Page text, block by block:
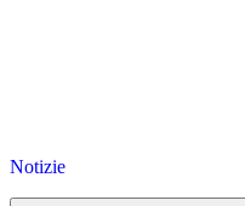
Notizie